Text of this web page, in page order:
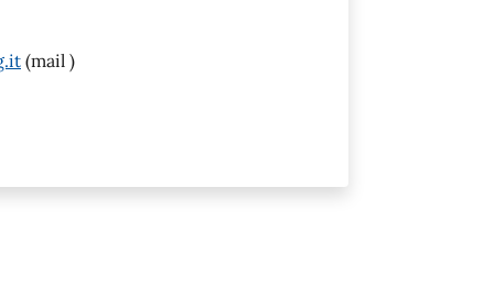
(mail )